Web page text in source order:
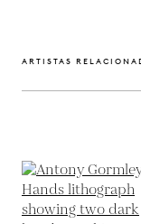
ARTISTAS